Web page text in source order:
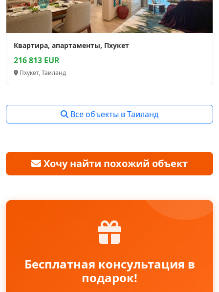
Квартира, апартаменты, Пхукет
216 813 EUR
Пхукет, Таиланд
Все объекты в Таиланд
Хочу найти похожий объект
Бесплатная консультация в
подарок!